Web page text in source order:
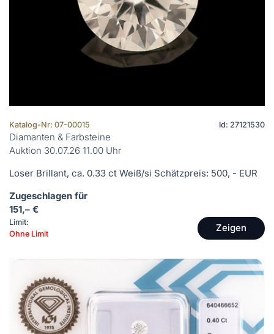
Katalog-Nr: 07-00015 Id: 27121530
Diamanten & Farbsteine
Auktion 30.07.26 11.00 Uhr
Loser Brillant, ca. 0.33 ct Weiß/si Schätzpreis: 500, - EUR
Zugeschlagen für
151,– €
Limit:
Ohne Limit
Zeigen